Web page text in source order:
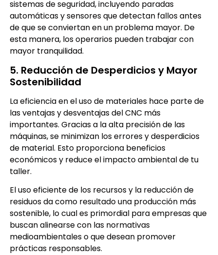
sistemas de seguridad, incluyendo paradas
automáticas y sensores que detectan fallos antes
de que se conviertan en un problema mayor. De
esta manera, los operarios pueden trabajar con
mayor tranquilidad.
5. Reducción de Desperdicios y Mayor
Sostenibilidad
La eficiencia en el uso de materiales hace parte de
las ventajas y desventajas del CNC más
importantes. Gracias a la alta precisión de las
máquinas, se minimizan los errores y desperdicios
de material. Esto proporciona beneficios
económicos y reduce el impacto ambiental de tu
taller.
El uso eficiente de los recursos y la reducción de
residuos da como resultado una producción más
sostenible, lo cual es primordial para empresas que
buscan alinearse con las normativas
medioambientales o que desean promover
prácticas responsables.